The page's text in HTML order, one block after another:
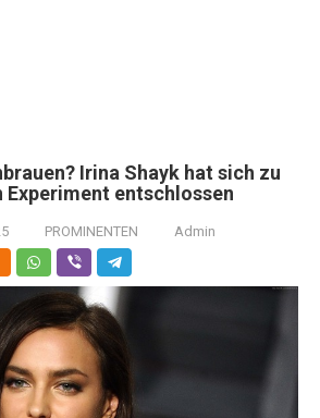
Irina Shayk hat sich zu
Experiment entschlossen
PROMINENTEN Admin